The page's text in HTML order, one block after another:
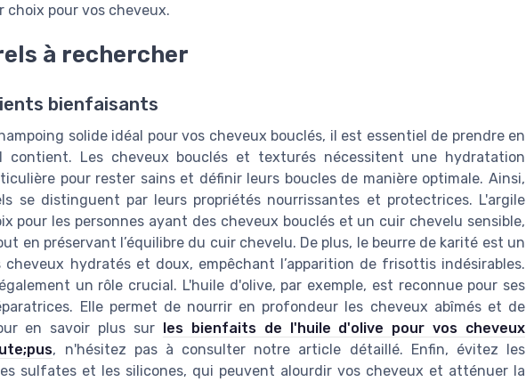
choix pour vos cheveux.
à rechercher
bienfaisants
solide idéal pour vos cheveux bouclés, il est essentiel de prendre en
contient. Les cheveux bouclés et texturés nécessitent une hydratation
pour rester sains et définir leurs boucles de manière optimale. Ainsi,
se distinguent par leurs propriétés nourrissantes et protectrices. L'argile
pour les personnes ayant des cheveux bouclés et un cuir chevelu sensible,
en préservant l’équilibre du cuir chevelu. De plus, le beurre de karité est un
hydratés et doux, empêchant l’apparition de frisottis indésirables.
un rôle crucial. L'huile d'olive, par exemple, est reconnue pour ses
Elle permet de nourrir en profondeur les cheveux abîmés et de
en savoir plus sur
les bienfaits de l'huile d'olive pour vos cheveux
, n'hésitez pas à consulter notre article détaillé. Enfin, évitez les
sulfates et les silicones, qui peuvent alourdir vos cheveux et atténuer la